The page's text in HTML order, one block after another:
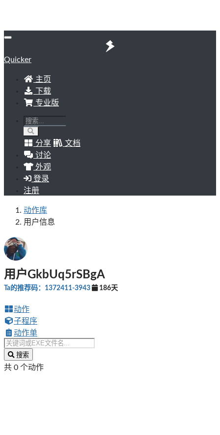
Quicker
主页
下载
专业版
分享
文档
讨论
外观
登录
注册
动作库
用户信息
用户GkbUq5rSBgA
Ta的推荐码：1372411-3943 186天
动作
子程序
动作单
搜索
共 0 个动作